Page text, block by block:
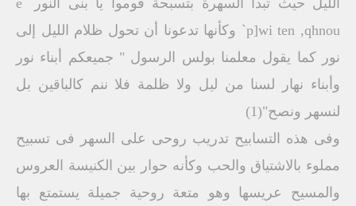
الليل حيث تبدأ السهرة بتسبحة قوموا يا بنى النور `e
`p]wi ten ,qhnou وكأنها تدعونا أن تحول ظلام الليل إلى
نور كما يقول معلمنا بولس الرسول " جميعكم أبناء نور
وأبناء نهار لسنا من ليل ولا ظلمة فلا ننم كالباقين بل
لنسهر ونصح"(1)
وفى هذه التسابيح تدريب روحى على السهر فى تسبيح
مملوء بالاشتياق والحب وكأنه حوار بين الكنيسة العروس
والمسيح عريسها وهو متعة روحية جميلة يستمتع بها